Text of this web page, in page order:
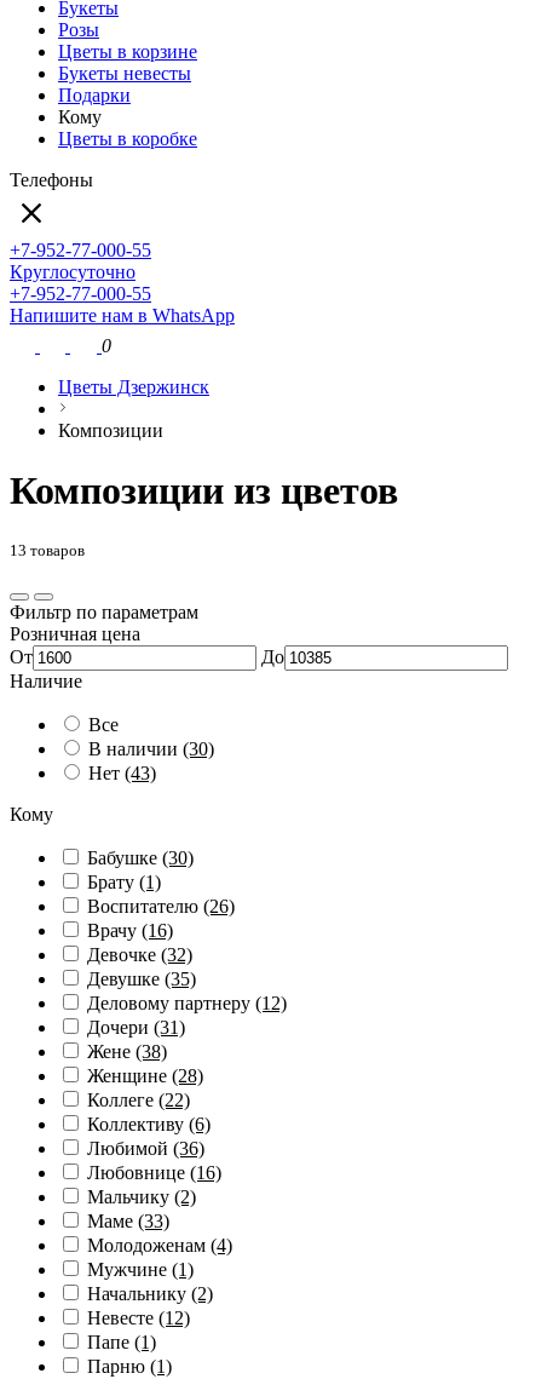
Букеты
Розы
Цветы в корзине
Букеты невесты
Подарки
Кому
Цветы в коробке
Телефоны
+7-952-77-000-55
Круглосуточно
+7-952-77-000-55
Напишите нам в WhatsApp
0
Цветы Дзержинск
Композиции
Композиции из цветов
13 товаров
Фильтр по параметрам
Розничная цена
От
До
Наличие
Все
В наличии (30)
Нет (43)
Кому
Бабушке (30)
Брату (1)
Воспитателю (26)
Врачу (16)
Девочке (32)
Девушке (35)
Деловому партнеру (12)
Дочери (31)
Жене (38)
Женщине (28)
Коллеге (22)
Коллективу (6)
Любимой (36)
Любовнице (16)
Мальчику (2)
Маме (33)
Молодоженам (4)
Мужчине (1)
Начальнику (2)
Невесте (12)
Папе (1)
Парню (1)